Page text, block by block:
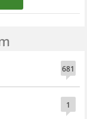
681
1